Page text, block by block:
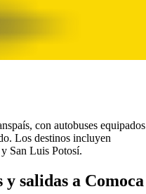
con autobuses equipados
Los destinos incluyen
San Luis Potosí.
salidas a Comoca